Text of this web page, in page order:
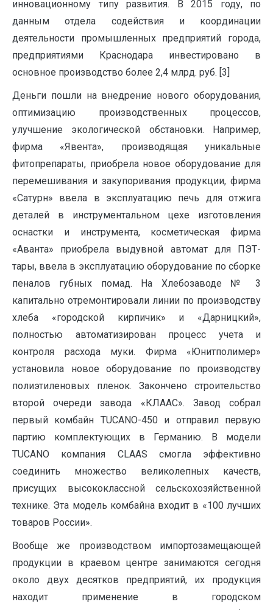
инновационному типу развития. В 2015 году, по
данным отдела содействия и координации
деятельности промышленных предприятий города,
предприятиями Краснодара инвестировано в
основное производство более 2,4 млрд. руб. [3]
Деньги пошли на внедрение нового оборудования,
оптимизацию производственных процессов,
улучшение экологической обстановки. Например,
фирма «Явента», производящая уникальные
фитопрепараты, приобрела новое оборудование для
перемешивания и закупоривания продукции, фирма
«Сатурн» ввела в эксплуатацию печь для отжига
деталей в инструментальном цехе изготовления
оснастки и инструмента, косметическая фирма
«Аванта» приобрела выдувной автомат для ПЭТ-
тары, ввела в эксплуатацию оборудование по сборке
пеналов губных помад. На Хлебозаводе № 3
капитально отремонтировали линии по производству
хлеба «городской кирпичик» и «Дарницкий»,
полностью автоматизирован процесс учета и
контроля расхода муки. Фирма «Юнитполимер»
установила новое оборудование по производству
полиэтиленовых пленок. Закончено строительство
второй очереди завода «КЛААС». Завод собрал
первый комбайн TUCANO-450 и отправил первую
партию комплектующих в Германию. В модели
TUCANO компания CLAAS смогла эффективно
соединить множество великолепных качеств,
присущих высококлассной сельскохозяйственной
технике. Эта модель комбайна входит в «100 лучших
товаров России».
Вообще же производством импортозамещающей
продукции в краевом центре занимаются сегодня
около двух десятков предприятий, их продукция
находит применение в городском